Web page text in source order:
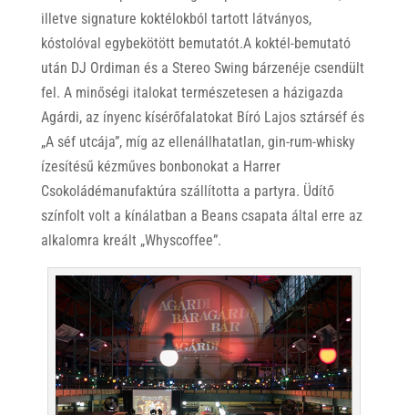
illetve signature koktélokból tartott látványos,
kóstolóval egybekötött bemutatót.A koktél-bemutató
után DJ Ordiman és a Stereo Swing bárzenéje csendült
fel. A minőségi italokat természetesen a házigazda
Agárdi, az ínyenc kísérőfalatokat Bíró Lajos sztárséf és
„A séf utcája”, míg az ellenállhatatlan, gin-rum-whisky
ízesítésű kézműves bonbonokat a Harrer
Csokoládémanufaktúra szállította a partyra. Üdítő
színfolt volt a kínálatban a Beans csapata által erre az
alkalomra kreált „Whyscoffee”.